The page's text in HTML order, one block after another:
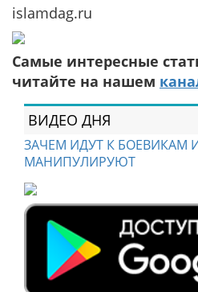
islamdag.ru
Самые интересные
читайте на нашем
ВИДЕО ДНЯ
ЗАЧЕМ ИДУТ К БОЕВИКАМ
МАНИПУЛИРУЮТ